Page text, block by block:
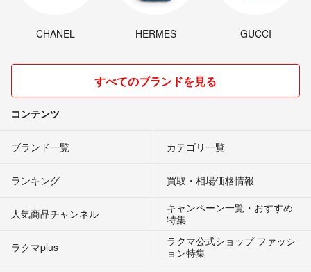
CHANEL HERMES GUCCI
すべてのブランドを見る
コンテンツ
ブランド一覧 カテゴリ一覧
ランキング 買取・相場価格情報
人気商品チャンネル
キャンペーン一覧・おすすめ
特集
ラクマplus
ラクマ公式ショップ ファッシ
ョン特集